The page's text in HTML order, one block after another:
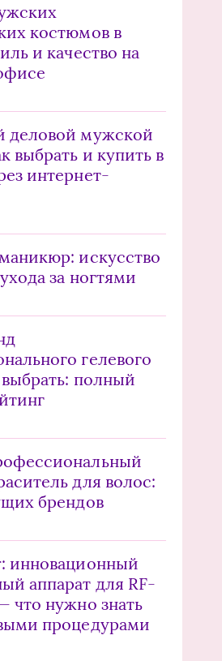
костюмов в
и качество на
деловой мужской
выбрать и купить в
интернет-
искусство
за ногтями
гелевого
полный
для волос:
брендов
инновационный
аппарат для RF-
что нужно знать
процедурами